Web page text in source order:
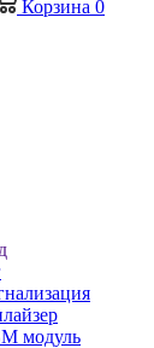
Корзина 0
модуль